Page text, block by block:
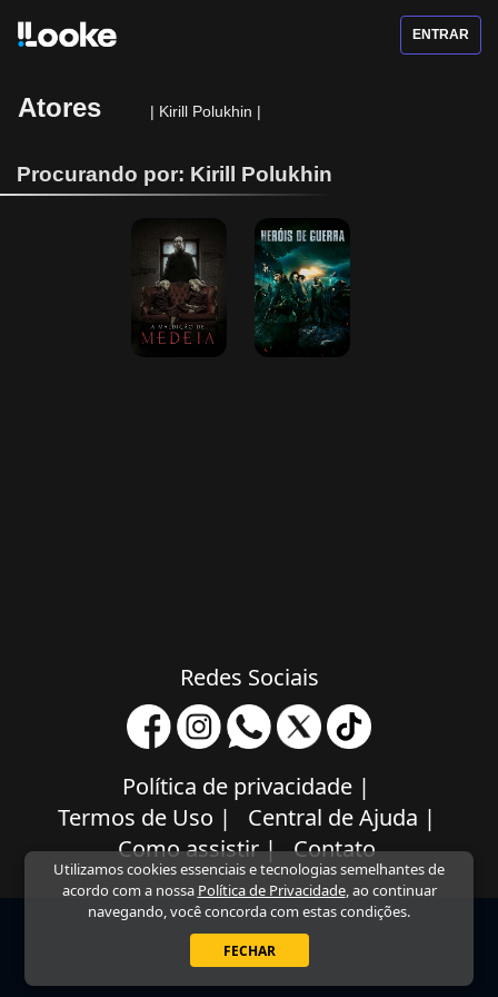
Utilizamos cookies essenciais e tecnologias semelhantes de
acordo com a nossa Política de Privacidade, ao continuar
navegando, você concorda com estas condições.
FECHAR
ENTRAR
Atores | Kirill Polukhin |
Procurando por: Kirill Polukhin
Medeia
Heróis de
Guerra
Redes Sociais
Política de privacidade |
Termos de Uso | Central de Ajuda |
Como assistir| Contato